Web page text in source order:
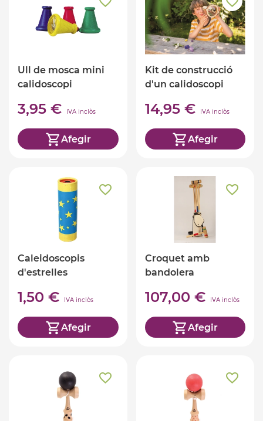
Ull de mosca mini
calidoscopi
3,95 € IVA inclòs
Afegir
Kit de construcció
d'un calidoscopi
14,95 € IVA inclòs
Afegir
Caleidoscopis
d'estrelles
1,50 € IVA inclòs
Afegir
Croquet amb
bandolera
107,00 € IVA inclòs
Afegir